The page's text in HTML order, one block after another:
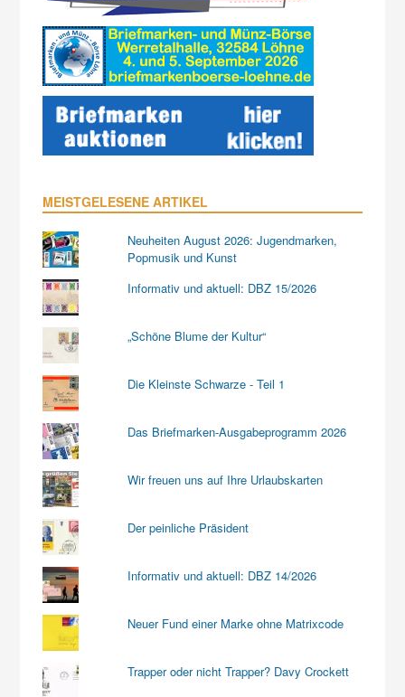
MEISTGELESENE ARTIKEL
Neuheiten August 2026: Jugendmarken,
Popmusik und Kunst
Informativ und aktuell: DBZ 15/2026
„Schöne Blume der Kultur“
Die Kleinste Schwarze - Teil 1
Das Briefmarken-Ausgabeprogramm 2026
Wir freuen uns auf Ihre Urlaubskarten
Der peinliche Präsident
Informativ und aktuell: DBZ 14/2026
Neuer Fund einer Marke ohne Matrixcode
Trapper oder nicht Trapper? Davy Crockett